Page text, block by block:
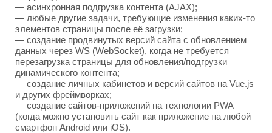
— асинхронная подгрузка контента (AJAX);
— любые другие задачи, требующие изменения каких-то
элементов страницы после её загрузки;
— создание продвинутых версий сайта с обновлением
данных через WS (WebSocket), когда не требуется
перезагрузка страницы для обновления/подгрузки
динамического контента;
— создание личных кабинетов и версий сайтов на Vue.js
и других фреймворках;
— создание сайтов-приложений на технологии PWA
(когда можно установить сайт как приложение на любой
смартфон Android или iOS).